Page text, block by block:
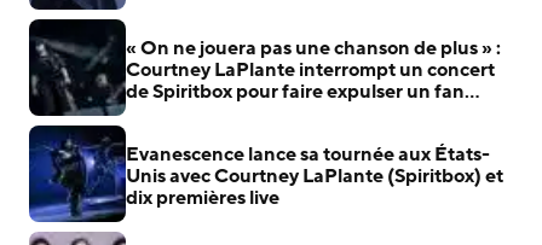
« On ne jouera pas une chanson de plus » :
Courtney LaPlante interrompt un concert
de Spiritbox pour faire expulser un fan
Evanescence lance sa tournée aux États-
Unis avec Courtney LaPlante (Spiritbox) et
dix premières live